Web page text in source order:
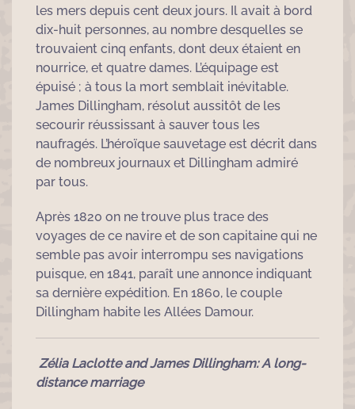
les mers depuis cent deux jours. Il avait à bord
dix-huit personnes, au nombre desquelles se
trouvaient cinq enfants, dont deux étaient en
nourrice, et quatre dames. L’équipage est
épuisé ; à tous la mort semblait inévitable.
James Dillingham, résolut aussitôt de les
secourir réussissant à sauver tous les
naufragés. L’héroïque sauvetage est décrit dans
de nombreux journaux et Dillingham admiré
par tous.
Après 1820 on ne trouve plus trace des
voyages de ce navire et de son capitaine qui ne
semble pas avoir interrompu ses navigations
puisque, en 1841, paraît une annonce indiquant
sa dernière expédition. En 1860, le couple
Dillingham habite les Allées Damour.
Zélia Laclotte and James Dillingham: A long-
distance marriage